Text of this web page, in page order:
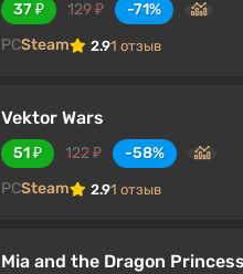
37 ₽ 129 ₽
-71%
PCSteam 2.91 отзыв
Vektor Wars
51 ₽ 122 ₽
-58%
PCSteam 2.91 отзыв
Mia and the Dragon